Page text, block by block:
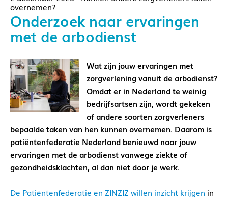
overnemen?
Onderzoek naar ervaringen
met de arbodienst
Wat zijn jouw ervaringen met
zorgverlening vanuit de arbodienst?
Omdat er in Nederland te weinig
bedrijfsartsen zijn, wordt gekeken
of andere soorten zorgverleners
bepaalde taken van hen kunnen overnemen. Daarom is
patiëntenfederatie Nederland benieuwd naar jouw
ervaringen met de arbodienst vanwege ziekte of
gezondheidsklachten, al dan niet door je werk.
De Patiëntenfederatie en ZINZIZ willen inzicht krijgen in